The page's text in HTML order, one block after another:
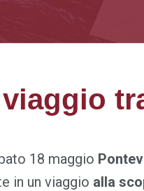
18 maggio
in un viaggio alla